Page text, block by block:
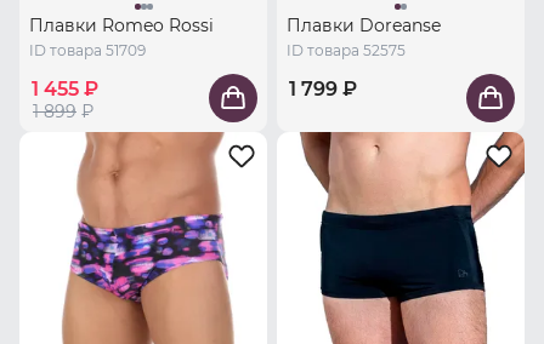
Плавки Romeo Rossi
ID товара 51709
1 455 ₽
1 899 ₽
Плавки Doreanse
ID товара 52575
1 799 ₽